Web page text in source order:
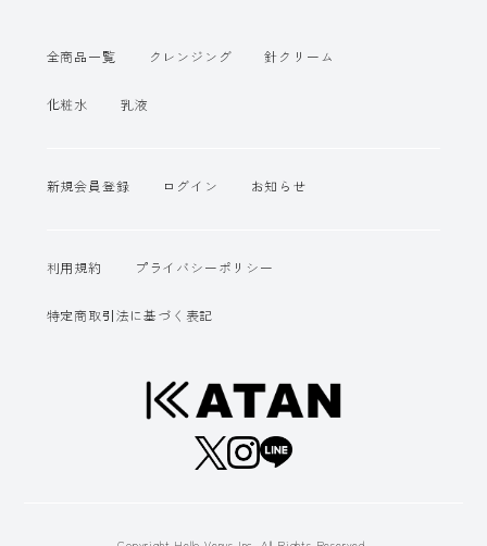
全商品一覧 クレンジング 針クリーム
化粧水 乳液
新規会員登録 ログイン お知らせ
利用規約 プライバシーポリシー
特定商取引法に基づく表記